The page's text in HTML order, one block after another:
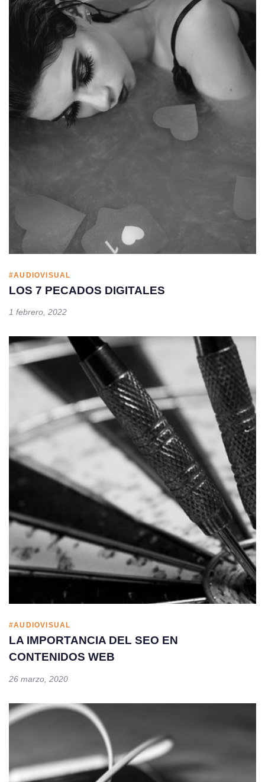
#AUDIOVISUAL
LOS 7 PECADOS DIGITALES
1 febrero, 2022
Tags
#AUDIOVISUAL
LA IMPORTANCIA DEL SEO EN
CONTENIDOS WEB
26 marzo, 2020
Tags